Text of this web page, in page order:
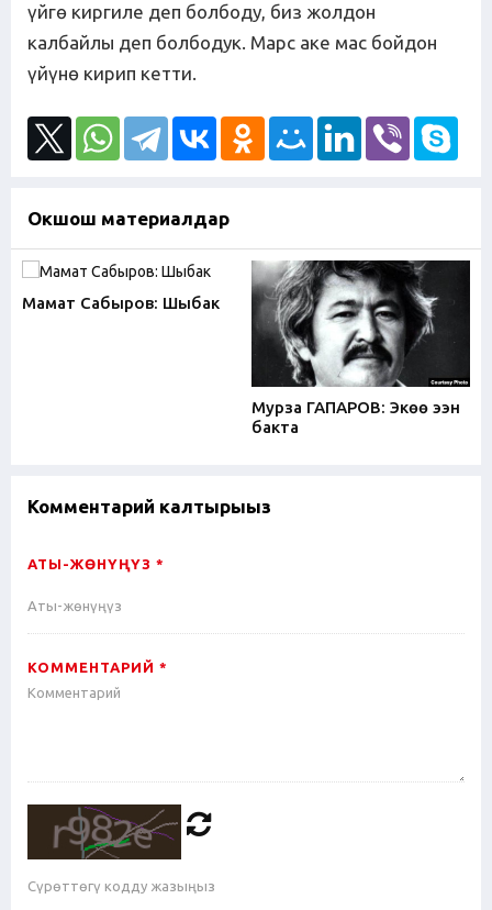
үйгө киргиле деп болбоду, биз жолдон
калбайлы деп болбодук. Марс аке мас бойдон
үйүнө кирип кетти.
Окшош материалдар
Мамат Сабыров: Шыбак
Мурза ГАПАРОВ: Экөө ээн
бакта
Комментарий калтырыңыз
АТЫ-ЖӨНҮҢҮЗ *
КОММЕНТАРИЙ *